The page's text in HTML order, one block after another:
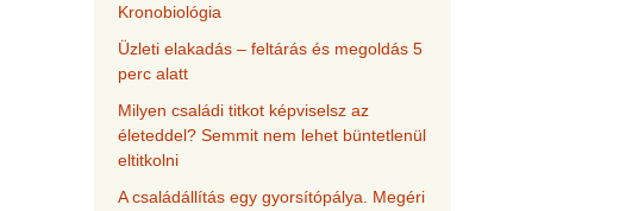
Kronobiológia
Üzleti elakadás – feltárás és megoldás 5
perc alatt
Milyen családi titkot képviselsz az
életeddel? Semmit nem lehet büntetlenül
eltitkolni
A családállítás egy gyorsítópálya. Megéri